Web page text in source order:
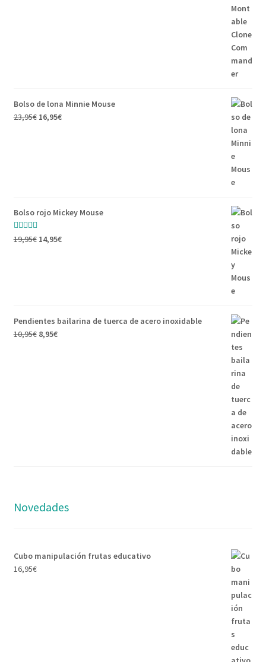
Bolso de lona Minnie Mouse
23,95€ 16,95€
Bolso rojo Mickey Mouse
Valorado con
19,95€ 14,95€
Pendientes bailarina de tuerca de acero inoxidable
10,95€ 8,95€
Novedades
Cubo manipulación frutas educativo
16,95€